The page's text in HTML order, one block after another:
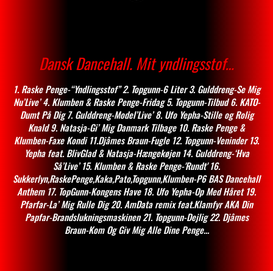
Dansk Dancehall. Mit yndlingsstof…
1. Raske Penge-“Yndlingsstof” 2. Topgunn-6 Liter 3. Gulddreng-Se Mig
Nu’Live’ 4. Klumben & Raske Penge-Fridag 5. Topgunn-Tilbud 6. KATO-
Dumt På Dig 7. Gulddreng-Model’Live’ 8. Ufo Yepha-Stille og Rolig
Knald 9. Natasja-Gi’ Mig Danmark Tilbage 10. Raske Penge &
Klumben-Faxe Kondi 11.Djâmes Braun-Fugle 12. Topgunn-Veninder 13.
Yepha feat. BlivGlad & Natasja-Hængekøjen 14. Gulddreng-‘Hva
Så’Live’ 15. Klumben & Raske Penge-'Rundt' 16.
Sukkerlyn,RaskePenge,Kaka,Pato,Topgunn,Klumben-P6 BAS Dancehall
Anthem 17. TopGunn-Kongens Have 18. Ufo Yepha-Op Med Håret 19.
Pfarfar-La’ Mig Rulle Dig 20. AmData remix feat.Klamfyr AKA Din
Papfar-Brandslukningsmaskinen 21. Topgunn-Dejlig 22. Djâmes
Braun-Kom Og Giv Mig Alle Dine Penge...